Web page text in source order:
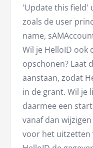
'Update this field'
zoals de user
name,
Wil je HelloID ook
opschonen? Laat
aanstaan, zodat
in de grant. Wil je
daarmee een
vanaf dan
voor het uitzetten